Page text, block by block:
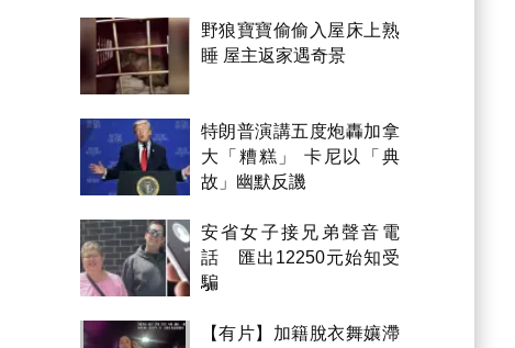
野狼寶寶偷偷入屋床上熟
睡 屋主返家遇奇景
特朗普演講五度炮轟加拿
大「糟糕」 卡尼以「典
故」幽默反譏
安省女子接兄弟聲音電
話 匯出12250元始知受
騙
【有片】加籍脫衣舞孃滯